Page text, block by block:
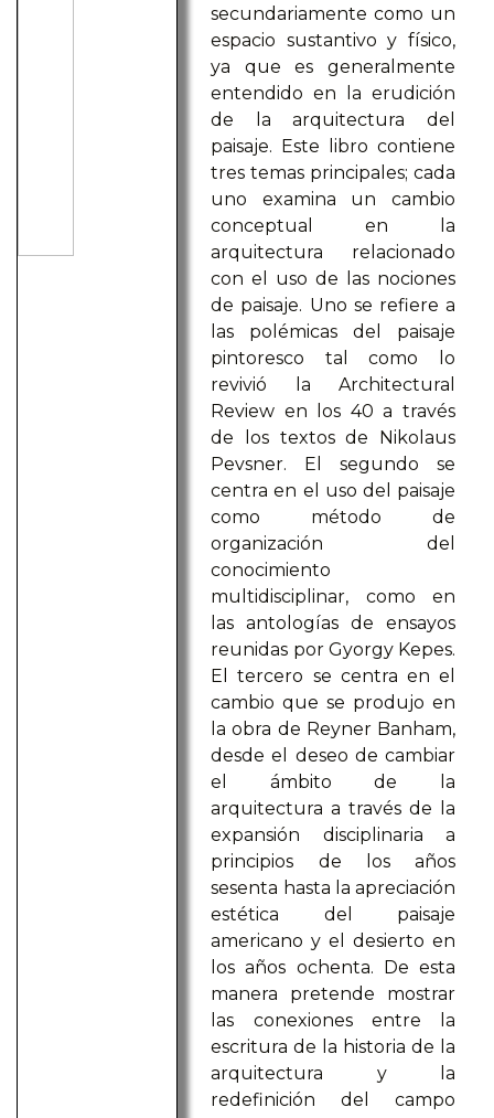
secundariamente como un
espacio sustantivo y físico,
ya que es generalmente
entendido en la erudición
de la arquitectura del
paisaje. Este libro contiene
tres temas principales; cada
uno examina un cambio
conceptual en la
arquitectura relacionado
con el uso de las nociones
de paisaje. Uno se refiere a
las polémicas del paisaje
pintoresco tal como lo
revivió la Architectural
Review en los 40 a través
de los textos de Nikolaus
Pevsner. El segundo se
centra en el uso del paisaje
como método de
organización del
conocimiento
multidisciplinar, como en
las antologías de ensayos
reunidas por Gyorgy Kepes.
El tercero se centra en el
cambio que se produjo en
la obra de Reyner Banham,
desde el deseo de cambiar
el ámbito de la
arquitectura a través de la
expansión disciplinaria a
principios de los años
sesenta hasta la apreciación
estética del paisaje
americano y el desierto en
los años ochenta. De esta
manera pretende mostrar
las conexiones entre la
escritura de la historia de la
arquitectura y la
redefinición del campo